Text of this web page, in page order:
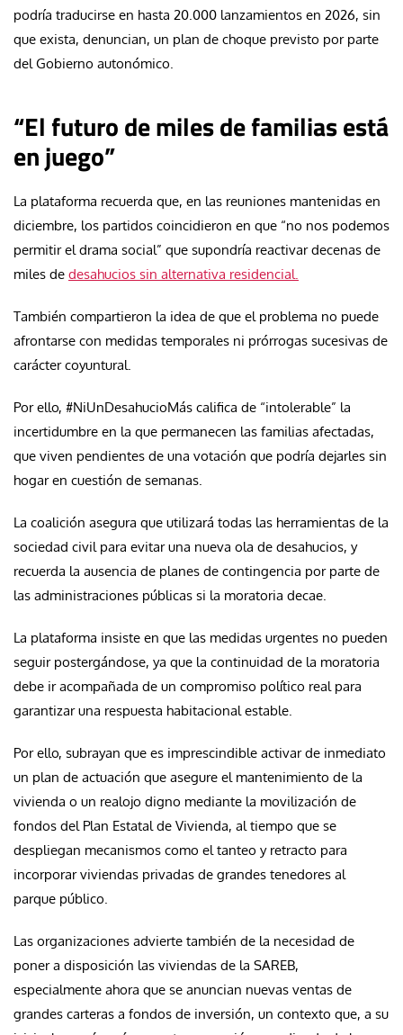
podría traducirse en hasta 20.000 lanzamientos en 2026, sin
que exista, denuncian, un plan de choque previsto por parte
del Gobierno autonómico.
“El futuro de miles de familias está
en juego”
La plataforma recuerda que, en las reuniones mantenidas en
diciembre, los partidos coincidieron en que “no nos podemos
permitir el drama social” que supondría reactivar decenas de
miles de desahucios sin alternativa residencial.
También compartieron la idea de que el problema no puede
afrontarse con medidas temporales ni prórrogas sucesivas de
carácter coyuntural.
Por ello, #NiUnDesahucioMás califica de “intolerable” la
incertidumbre en la que permanecen las familias afectadas,
que viven pendientes de una votación que podría dejarles sin
hogar en cuestión de semanas.
La coalición asegura que utilizará todas las herramientas de la
sociedad civil para evitar una nueva ola de desahucios, y
recuerda la ausencia de planes de contingencia por parte de
las administraciones públicas si la moratoria decae.
La plataforma insiste en que las medidas urgentes no pueden
seguir postergándose, ya que la continuidad de la moratoria
debe ir acompañada de un compromiso político real para
garantizar una respuesta habitacional estable.
Por ello, subrayan que es imprescindible activar de inmediato
un plan de actuación que asegure el mantenimiento de la
vivienda o un realojo digno mediante la movilización de
fondos del Plan Estatal de Vivienda, al tiempo que se
despliegan mecanismos como el tanteo y retracto para
incorporar viviendas privadas de grandes tenedores al
parque público.
Las organizaciones advierte también de la necesidad de
poner a disposición las viviendas de la SAREB,
especialmente ahora que se anuncian nuevas ventas de
grandes carteras a fondos de inversión, un contexto que, a su